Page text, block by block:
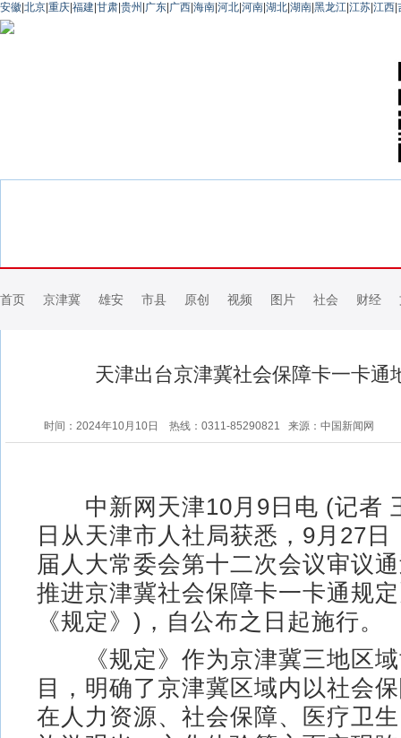
安徽 北京 重庆 福建 甘肃 贵州 广东 广西 海南 河北 河南 湖北 湖南 黑龙江 江苏 江西
首页 京津冀 雄安 市县 原创 视频 图片 社会 财经
天津出台京津冀社会保障卡一卡通
时间：2024年10月10日 热线：0311-85290821 来源：中国新闻网
中新网天津10月9日电 (记者
日从天津市人社局获悉，9月27日
届人大常委会第十二次会议审议
推进京津冀社会保障卡一卡通规
《规定》)，自公布之日起施行。
《规定》作为京津冀三地区域
目，明确了京津冀区域内以社会
在人力资源、社会保障、医疗卫